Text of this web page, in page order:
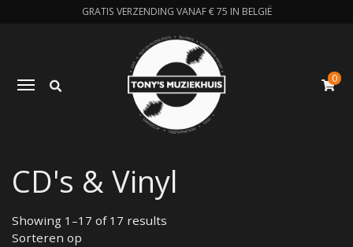
GRATIS VERZENDING VANAF € 75 IN BELGIË
Toggle navigation 0
CD's & Vinyl
Showing 1–17 of 17 results
Sorteren op